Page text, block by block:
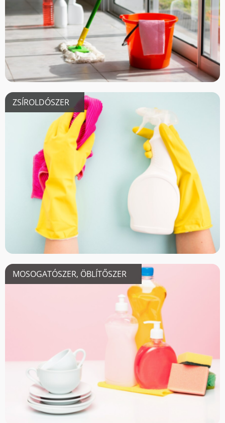
ZSÍROLDÓSZER
MOSOGATÓSZER, ÖBLÍTŐSZER